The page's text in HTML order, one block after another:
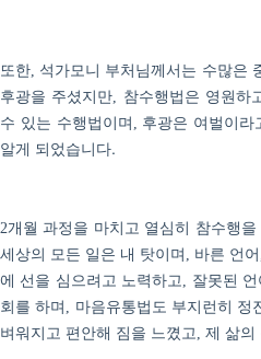
또한 석가모니 부처님께서는 수많은
후광을 주셨지만 , 참수행법은 영원하
수 있는 수행법이며 후광은 여벌이라
알게 되었습니다.
2개월 과정을 마치고 열심히 참수행을
세상의 모든 일은 내 탓이며 바른 언어
에 선을 심으려고 노력하고 잘못된 언
회를 하며 마음유통법도 부지런히 정
벼워지고 편안해 짐을 느꼈고 제 삶의